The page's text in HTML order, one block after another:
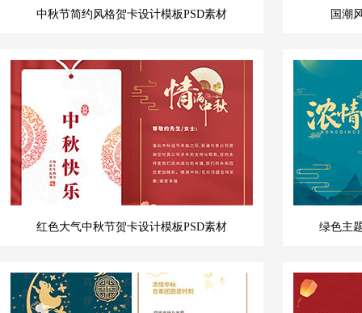
中秋节简约风格贺卡设计模板PSD素材 国潮
红色大气中秋节贺卡设计模板PSD素材 绿色主